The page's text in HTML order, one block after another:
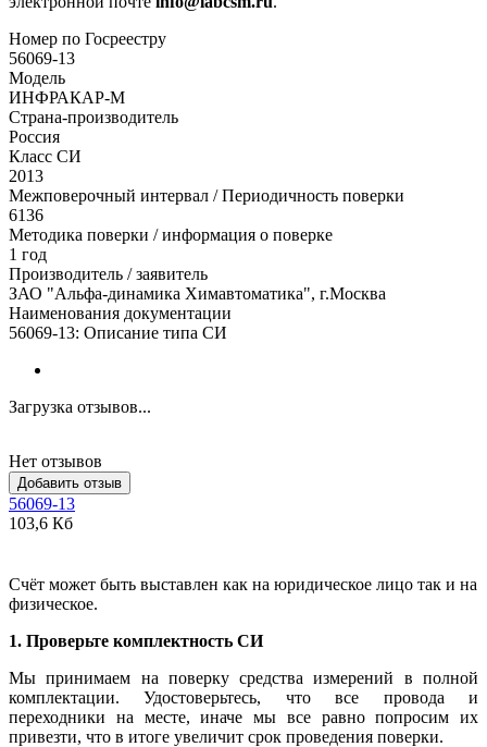
Номер по Госреестру
56069-13
Модель
ИНФРАКАР-М
Страна-производитель
Россия
Класс СИ
2013
Межповерочный интервал / Периодичность поверки
6136
Методика поверки / информация о поверке
1 год
Производитель / заявитель
ЗАО "Альфа-динамика Химавтоматика", г.Москва
Наименования документации
56069-13: Описание типа СИ
Загрузка отзывов...
Нет отзывов
Добавить отзыв
56069-13
103,6 Кб
Счёт может быть выставлен как на юридическое лицо так и на
физическое.
1. Проверьте комплектность СИ
Мы принимаем на поверку средства измерений в полной
комплектации. Удостоверьтесь, что все провода и
переходники на месте, иначе мы все равно попросим их
привезти, что в итоге увеличит срок проведения поверки.